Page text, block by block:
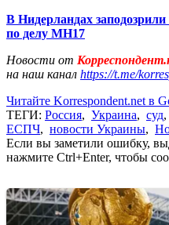
В Нидерландах
по делу MH17
Новости от
на наш канал https://t.me/
Читайте Korrespondent.net в
ТЕГИ: Россия, Украина, суд,
ЕСПЧ, новости Украины,
Если вы заметили ошибку,
нажмите Ctrl+Enter, чтобы